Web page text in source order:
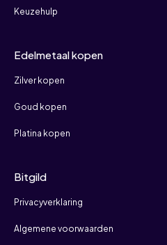
Keuzehulp
Edelmetaal kopen
Zilver kopen
Goud kopen
Platina kopen
Bitgild
Privacyverklaring
Algemene voorwaarden